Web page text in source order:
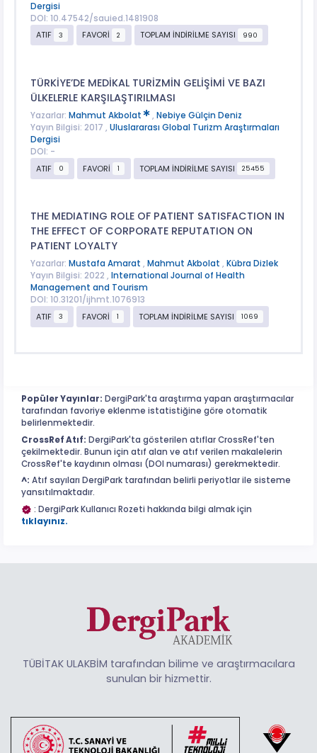
Dergisi
DOI: 10.47542/sauied.1481908
ATIF
3 FAVORİ 2 TOPLAM İNDİRİLME SAYISI 990
TÜRKİYE’DE MEDİKAL TURİZMİN GELİŞİMİ VE BAZI
ÜLKELERLE KARŞILAŞTIRILMASI
Yazarlar: Mahmut Akbolat , Nebiye Gülçin Deniz
Yayın Bilgisi: 2017 , Uluslararası Global Turizm Araştırmaları
Dergisi
DOI: -
ATIF
0 FAVORİ 1 TOPLAM İNDİRİLME SAYISI 25455
THE MEDIATING ROLE OF PATIENT SATISFACTION IN
THE EFFECT OF CORPORATE REPUTATION ON
PATIENT LOYALTY
Yazarlar: Mustafa Amarat , Mahmut Akbolat , Kübra Dizlek
Yayın Bilgisi: 2022 , International Journal of Health
Management and Tourism
DOI: 10.31201/ijhmt.1076913
ATIF
3 FAVORİ 1 TOPLAM İNDİRİLME SAYISI 1069
Popüler Yayınlar: DergiPark'ta araştırma yapan araştırmacılar
tarafından favoriye eklenme istatistiğine göre otomatik
belirlenmektedir.
CrossRef Atıf: DergiPark'ta gösterilen atıflar CrossRef'ten
çekilmektedir. Bunun için atıf alan ve atıf verilen makalelerin
CrossRef'te kaydının olması (DOI numarası) gerekmektedir.
^: Atıf sayıları DergiPark tarafından belirli periyotlar ile sisteme
yansıtılmaktadır.
: DergiPark Kullanıcı Rozeti hakkında bilgi almak için
tıklayınız.
TÜBİTAK ULAKBİM tarafından bilime ve araştırmacılara
sunulan bir hizmettir.